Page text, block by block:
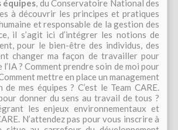
équipes, du Conservatoire National des
à découvrir les principes et pratiques
et responsable de la gestion des
il s’agit ici d’intégrer les notions de
pour le bien-être des individus, des
changer ma façon de travailler pour
? Comment prendre soin de moi pour
mettre en place un management
mes équipes ? C’est le Team CARE.
donner du sens au travail de tous ?
les enjeux environnementaux et
N’attendez pas pour vous inscrire à